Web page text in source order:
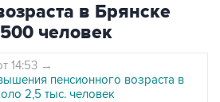
в Брянске
человек
14:53 →
пенсионного возраста в
2,5 тыс. человек